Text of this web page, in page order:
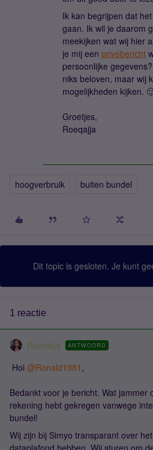
Ik kan begrijpen dat
gaan. Ik wil je daarom
meekijken wat wij hier
je mij een privébericht
persoonlijke
niks beloven, maar wij
mogelijkheden kijken.
Groetjes,
Roeqajja
hoogverbruik buiten bundel
Dit topic is gesloten. Je kunt
1 reactie
Roeqajja ANTWOORD
Hoi @Ronald1981 ,
Bedankt voor je bericht. Wat jammer
rekening hebt gekregen vanwege
bundel!
Wij zijn bij Simyo transparant over
dataplafond hebben. Wij sturen om